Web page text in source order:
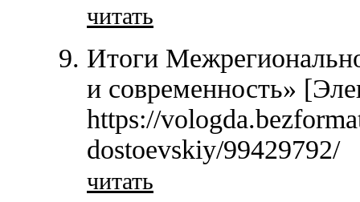
читать
Итоги
и современность»
https://
dostoevskiy/99429792/
читать